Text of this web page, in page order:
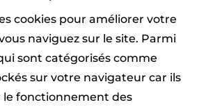
cookies pour améliorer votre
naviguez sur le site. Parmi
sont catégorisés comme
sur votre navigateur car ils
le fonctionnement des